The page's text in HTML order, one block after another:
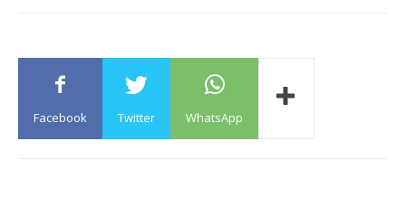
Facebook Twitter WhatsApp